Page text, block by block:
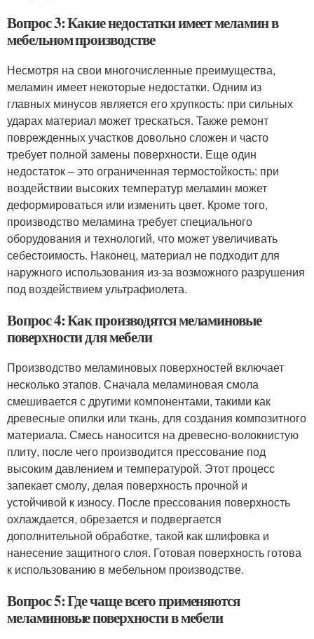
Вопрос 3: Какие недостатки имеет меламин в
мебельном производстве
Несмотря на свои многочисленные преимущества,
меламин имеет некоторые недостатки. Одним из
главных минусов является его хрупкость: при сильных
ударах материал может трескаться. Также ремонт
поврежденных участков довольно сложен и часто
требует полной замены поверхности. Еще один
недостаток – это ограниченная термостойкость: при
воздействии высоких температур меламин может
деформироваться или изменить цвет. Кроме того,
производство меламина требует специального
оборудования и технологий, что может увеличивать
себестоимость. Наконец, материал не подходит для
наружного использования из-за возможного разрушения
под воздействием ультрафиолета.
Вопрос 4: Как производятся меламиновые
поверхности для мебели
Производство меламиновых поверхностей включает
несколько этапов. Сначала меламиновая смола
смешивается с другими компонентами, такими как
древесные опилки или ткань, для создания композитного
материала. Смесь наносится на древесно-волокнистую
плиту, после чего производится прессование под
высоким давлением и температурой. Этот процесс
запекает смолу, делая поверхность прочной и
устойчивой к износу. После прессования поверхность
охлаждается, обрезается и подвергается
дополнительной обработке, такой как шлифовка и
нанесение защитного слоя. Готовая поверхность готова
к использованию в мебельном производстве.
Вопрос 5: Где чаще всего применяются
меламиновые поверхности в мебели